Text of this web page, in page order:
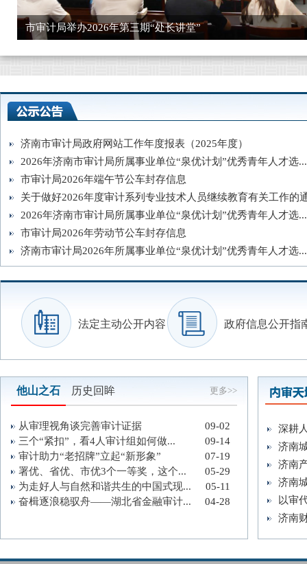
市审计局举办2026年第三期“处长讲堂”
济南市审计局政府网站工作年度报表（2025年度）
2026年济南市审计局所属事业单位“泉优计划”优秀青年人才选...
市审计局2026年端午节公车封存信息
关于做好2026年度审计系列专业技术人员继续教育有关工作的
2026年济南市审计局所属事业单位“泉优计划”优秀青年人才选...
市审计局2026年劳动节公车封存信息
济南市审计局2026年所属事业单位“泉优计划”优秀青年人才选...
法定主动公开内容 政府信息公开指
他山之石 历史回眸 更多>>
从审理视角谈完善审计证据
09-02
三个“紧扣”，看4人审计组如何做...
09-14
审计助力“老招牌”立起“新形象”
07-19
署优、省优、市优3个一等奖，这个...
05-29
为走好人与自然和谐共生的中国式现...
05-11
奋楫逐浪稳驭舟——湖北省金融审计...
04-28
深耕
济南
济南
济南
以审
济南